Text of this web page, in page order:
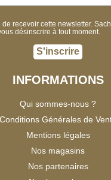
de recevoir cette newsletter.
désinscrire à tout moment.
S'inscrire
INFORMATIONS
Qui sommes-nous ?
Conditions Générales de
Mentions légales
Nos magasins
Nos partenaires